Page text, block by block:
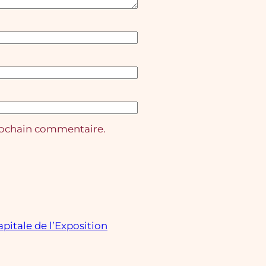
commentaire.
de l’Exposition